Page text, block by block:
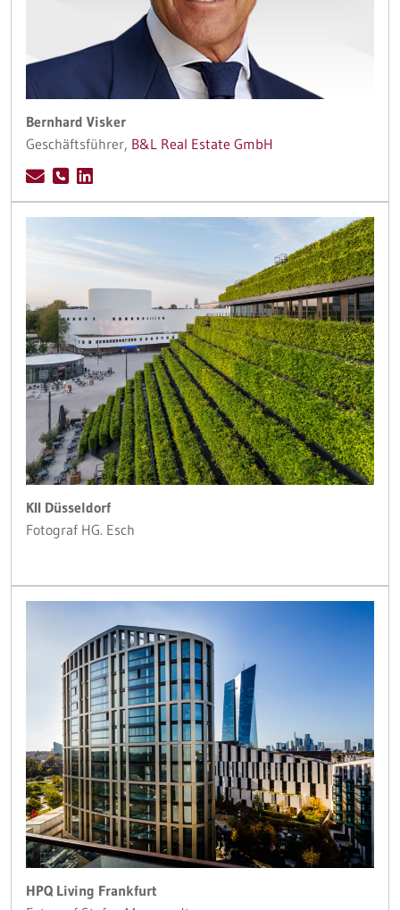
Bernhard Visker
Geschäftsführer, B&L Real Estate GmbH
KII Düsseldorf
Fotograf HG. Esch
HPQ Living Frankfurt